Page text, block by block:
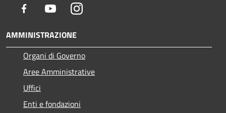
Facebook YoutubeInstagram
AMMINISTRAZIONE
Organi di Governo
Aree Amministrative
Uffici
Enti e fondazioni